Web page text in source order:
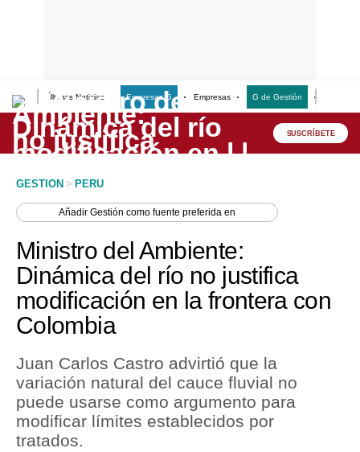
Últimas Noticias Empresas G Empresas G de Gestión
Lo último
Peru Quiosco
Economía
Mercados
Perú
Política
Tu Dinero
Finanzas Personales
SUSCRÍBETE
GESTION > PERU
AñadirGestión como fuente preferida en
Ministro del Ambiente:
Dinámica del río no justifica
modificación en la frontera con
Colombia
Juan Carlos Castro advirtió que la
variación natural del cauce fluvial no
puede usarse como argumento para
modificar límites establecidos por
tratados.